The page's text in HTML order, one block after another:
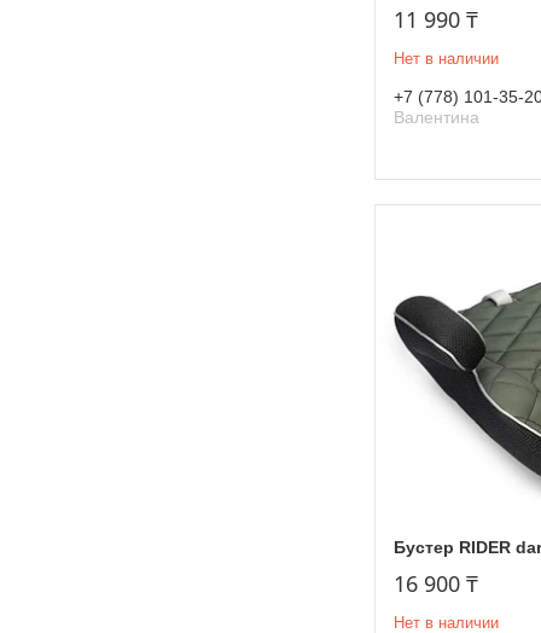
11 990 ₸
Нет в наличии
+7 (778) 101-35-
Валентина
Бустер RIDER
16 900 ₸
Нет в наличии